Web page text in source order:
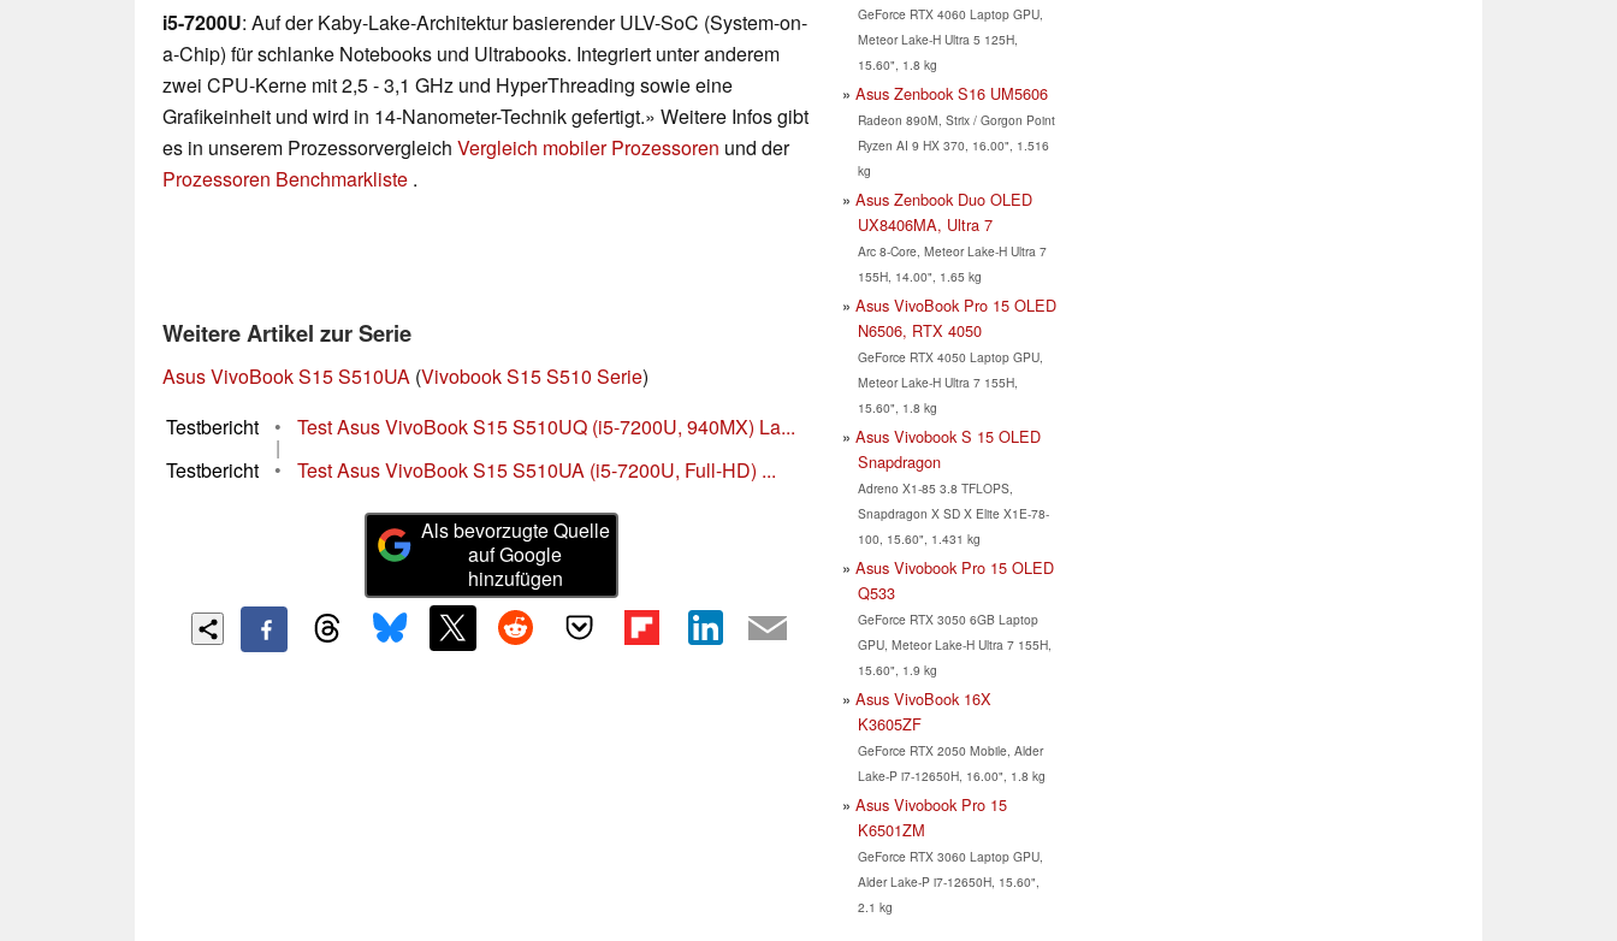
i5-7200U: Auf der Kaby-Lake-Architektur basierender ULV-SoC (System-on-
a-Chip) für schlanke Notebooks und Ultrabooks. Integriert unter anderem
zwei CPU-Kerne mit 2,5 - 3,1 GHz und HyperThreading sowie eine
Grafikeinheit und wird in 14-Nanometer-Technik gefertigt.» Weitere Infos gibt
es in unserem Prozessorvergleich Vergleich mobiler Prozessoren und der
Prozessoren Benchmarkliste .
Weitere Artikel zur Serie
Asus VivoBook S15 S510UA (Vivobook S15 S510 Serie)
Testbericht
• Test Asus VivoBook S15 S510UQ (i5-7200U, 940MX) La...
|
Testbericht
• Test Asus VivoBook S15 S510UA (i5-7200U, Full-HD) ...
Als bevorzugte Quelle
auf Google
hinzufügen
GeForce RTX 4060 Laptop GPU,
Meteor Lake-H Ultra 5 125H,
15.60", 1.8 kg
Asus Zenbook S16 UM5606
Radeon 890M, Strix / Gorgon Point
Ryzen AI 9 HX 370, 16.00", 1.516
kg
Asus Zenbook Duo OLED
UX8406MA, Ultra 7
Arc 8-Core, Meteor Lake-H Ultra 7
155H, 14.00", 1.65 kg
Asus VivoBook Pro 15 OLED
N6506, RTX 4050
GeForce RTX 4050 Laptop GPU,
Meteor Lake-H Ultra 7 155H,
15.60", 1.8 kg
Asus Vivobook S 15 OLED
Snapdragon
Adreno X1-85 3.8 TFLOPS,
Snapdragon X SD X Elite X1E-78-
100, 15.60", 1.431 kg
Asus Vivobook Pro 15 OLED
Q533
GeForce RTX 3050 6GB Laptop
GPU, Meteor Lake-H Ultra 7 155H,
15.60", 1.9 kg
Asus VivoBook 16X
K3605ZF
GeForce RTX 2050 Mobile, Alder
Lake-P i7-12650H, 16.00", 1.8 kg
Asus Vivobook Pro 15
K6501ZM
GeForce RTX 3060 Laptop GPU,
Alder Lake-P i7-12650H, 15.60",
2.1 kg